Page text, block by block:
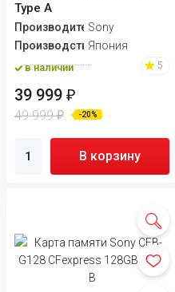
Type A
ПроизводительSony
ПроизводствоЯпония
в наличии 5
39 999₽
49 999₽ -20%
В корзину